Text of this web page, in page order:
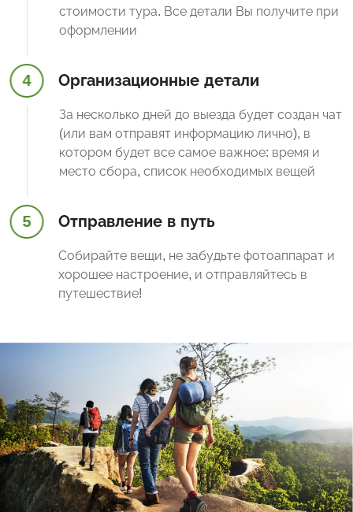
стоимости тура. Все детали Вы получите при
оформлении
4 Организационные детали
За несколько дней до выезда будет создан чат
(или вам отправят информацию лично), в
котором будет все самое важное: время и
место сбора, список необходимых вещей
5 Отправление в путь
Собирайте вещи, не забудьте фотоаппарат и
хорошее настроение, и отправляйтесь в
путешествие!